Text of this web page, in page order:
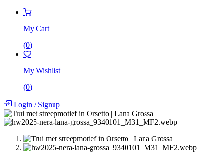
My Cart
(0)
My Wishlist
(0)
Login /Signup